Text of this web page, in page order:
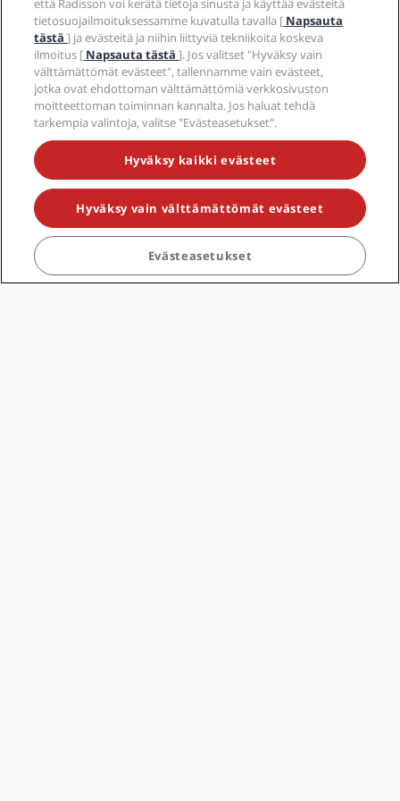
Valokeilassa
Radisson Blu Scandinavia
että Radisson voi kerätä tietoja sinusta ja käyttää evästeitä
tietosuojailmoituksessamme kuvatulla tavalla [ Napsauta
tästä] ja evästeitä ja niihin liittyviä tekniikoita koskeva
ilmoitus [ Napsauta tästä]. Jos valitset "Hyväksy vain
välttämättömät evästeet", tallennamme vain evästeet,
jotka ovat ehdottoman välttämättömiä verkkosivuston
moitteettoman toiminnan kannalta. Jos haluat tehdä
tarkempia valintoja, valitse "Evästeasetukset".
Hyväksy kaikki evästeet
Hyväksy vain välttämättömät evästeet
Evästeasetukset